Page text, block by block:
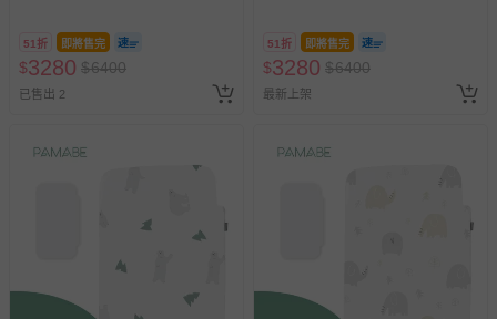
Forever)
51折 即將售完
$3280 $6400
已售出 2
Next2Me Forever)
51折 即將售完
$3280 $6400
最新上架